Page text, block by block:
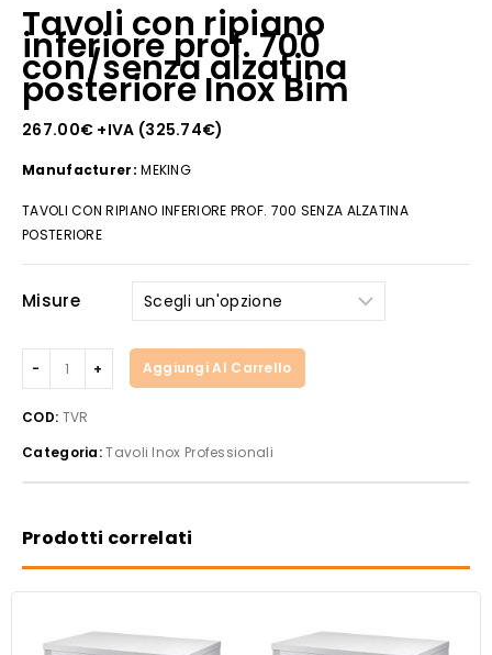
Tavoli con ripiano
inferiore prof. 700
con/senza alzatina
posteriore Inox Bim
267.00€ +IVA (325.74€)
Manufacturer: MEKING
TAVOLI CON RIPIANO INFERIORE PROF. 700 SENZA ALZATINA
POSTERIORE
Misure
Tavoli
con
ripiano
prof.
700
alzatina
Aggiungi Al Carrello
COD: TVR
Categoria:Tavoli Inox Professionali
Prodotti correlati